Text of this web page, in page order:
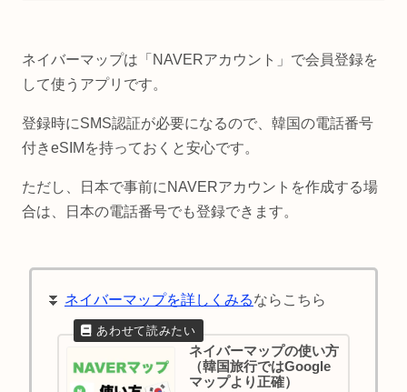
ネイバーマップは「NAVERアカウント」で会員登録を
して使うアプリです。
登録時にSMS認証が必要になるので、韓国の電話番号
付きeSIMを持っておくと安心です。
ただし、日本で事前にNAVERアカウントを作成する場
合は、日本の電話番号でも登録できます。
⏬ ネイバーマップを詳しくみるならこちら
ネイバーマップの使い方
（韓国旅行ではGoogle
マップより正確）